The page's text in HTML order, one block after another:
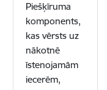
Piešķīruma
komponents,
kas vērsts uz
nākotnē
īstenojamām
iecerēm,